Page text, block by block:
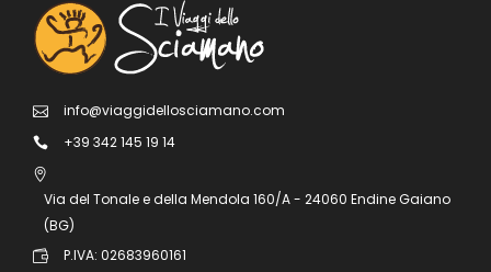
info@viaggidellosciamano.com
+39 342 145 19 14
Via del Tonale e della Mendola 160/A - 24060 Endine Gaiano
(BG)
P.IVA: 02683960161